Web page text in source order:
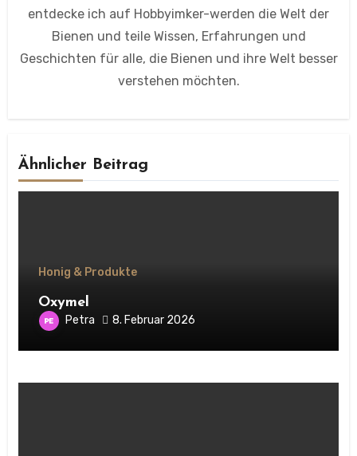
entdecke ich auf Hobbyimker-werden die Welt der
Bienen und teile Wissen, Erfahrungen und
Geschichten für alle, die Bienen und ihre Welt besser
verstehen möchten.
Ähnlicher Beitrag
Honig & Produkte
Oxymel
Petra 8. Februar 2026